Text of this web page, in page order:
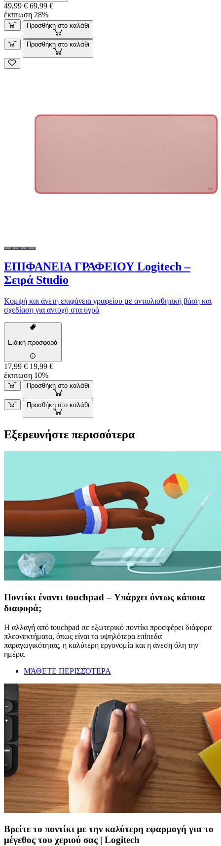
49,99 € 69,99 €
έκπτωση 28%
Προσθήκη στο καλάθι
Προσθήκη στο καλάθι
ΕΠΙΦΑΝΕΙΑ ΓΡΑΦΕΙΟΥ Logitech –
Σειρά Studio
Κομψή και άνετη επιφάνεια γραφείου με αντιολισθητική βάση και
σχεδίαση για αντοχή στα υγρά
Ειδική προσφορά
17,99 € 19,99 €
έκπτωση 10%
Προσθήκη στο καλάθι
Προσθήκη στο καλάθι
Εξερευνήστε περισσότερα
Ποντίκι έναντι touchpad – Υπάρχει όντως κάποια
διαφορά;
Η αλλαγή από touchpad σε εξωτερικό ποντίκι προσφέρει διάφορα
πλεονεκτήματα, όπως είναι τα υψηλότερα επίπεδα
παραγωγικότητας, η καλύτερη εργονομία και η άνεση όλη την
ημέρα.
ΜΆΘΕΤΕ ΠΕΡΙΣΣΌΤΕΡΑ
Βρείτε το ποντίκι με την καλύτερη εφαρμογή για το
μέγεθος του χεριού σας | Logitech